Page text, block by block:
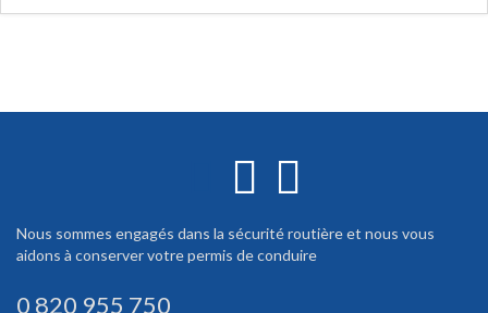
Nous sommes engagés dans la sécurité routière et nous vous
aidons à conserver votre permis de conduire
0 820 955 750